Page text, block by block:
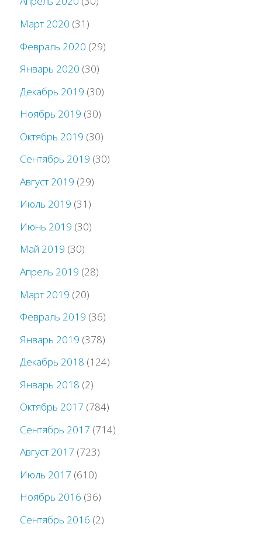
Март 2020 (31)
Февраль 2020 (29)
Январь 2020 (30)
Декабрь 2019 (30)
Ноябрь 2019 (30)
Октябрь 2019 (30)
Сентябрь 2019 (30)
Август 2019 (29)
Июль 2019 (31)
Июнь 2019 (30)
Май 2019 (30)
Апрель 2019 (28)
Март 2019 (20)
Февраль 2019 (36)
Январь 2019 (378)
Декабрь 2018 (124)
Январь 2018 (2)
Октябрь 2017 (784)
Сентябрь 2017 (714)
Август 2017 (723)
Июль 2017 (610)
Ноябрь 2016 (36)
Сентябрь 2016 (2)